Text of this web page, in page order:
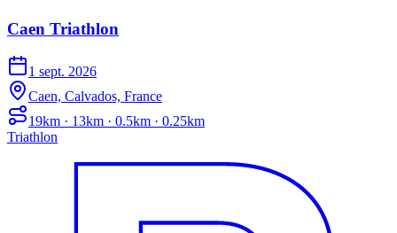
Caen Triathlon
1 sept. 2026
Caen, Calvados, France
19km · 13km · 0.5km · 0.25km
Triathlon